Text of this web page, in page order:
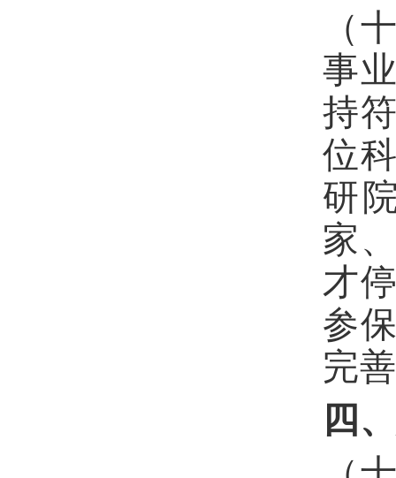
（
事
持
位
研
家
才
参
完
四